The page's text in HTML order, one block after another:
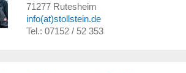
71277 Rutesheim
info(at)stollstein.de
Tel.: 07152 / 52 353